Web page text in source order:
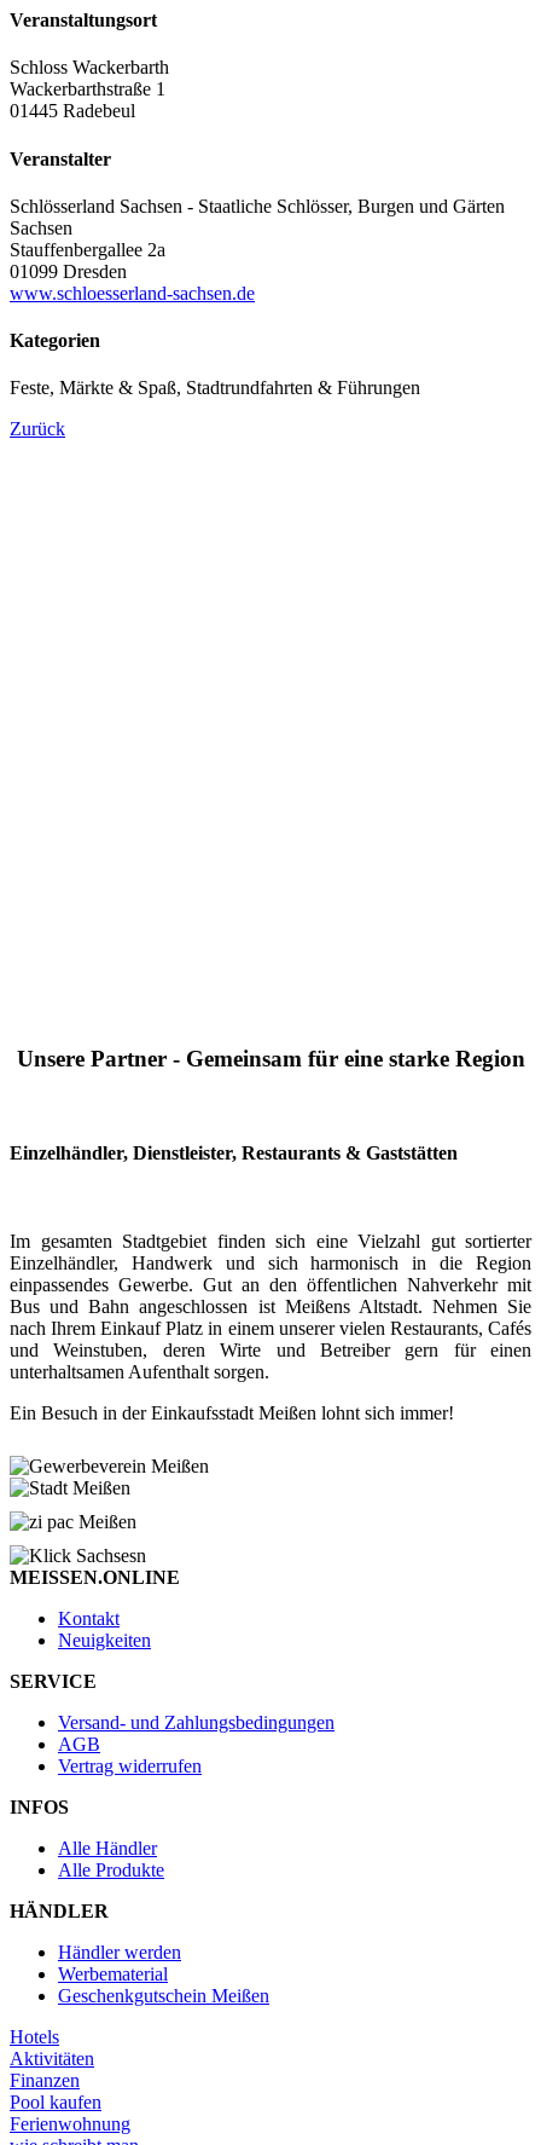
Veranstaltungsort
Schloss Wackerbarth
Wackerbarthstraße 1
01445 Radebeul
Veranstalter
Schlösserland Sachsen - Staatliche Schlösser, Burgen und Gärten
Sachsen
Stauffenbergallee 2a
01099 Dresden
www.schloesserland-sachsen.de
Kategorien
Feste, Märkte & Spaß, Stadtrundfahrten & Führungen
Zurück
Unsere Partner - Gemeinsam für eine starke Region
Einzelhändler, Dienstleister, Restaurants & Gaststätten
Im gesamten Stadtgebiet finden sich eine Vielzahl gut sortierter
Einzelhändler, Handwerk und sich harmonisch in die Region
einpassendes Gewerbe. Gut an den öffentlichen Nahverkehr mit
Bus und Bahn angeschlossen ist Meißens Altstadt. Nehmen Sie
nach Ihrem Einkauf Platz in einem unserer vielen Restaurants, Cafés
und Weinstuben, deren Wirte und Betreiber gern für einen
unterhaltsamen Aufenthalt sorgen.
Ein Besuch in der Einkaufsstadt Meißen lohnt sich immer!
MEISSEN.ONLINE
Kontakt
Neuigkeiten
SERVICE
Versand- und Zahlungsbedingungen
AGB
Vertrag widerrufen
INFOS
Alle Händler
Alle Produkte
HÄNDLER
Händler werden
Werbematerial
Geschenkgutschein Meißen
Hotels
Aktivitäten
Finanzen
Pool kaufen
Ferienwohnung